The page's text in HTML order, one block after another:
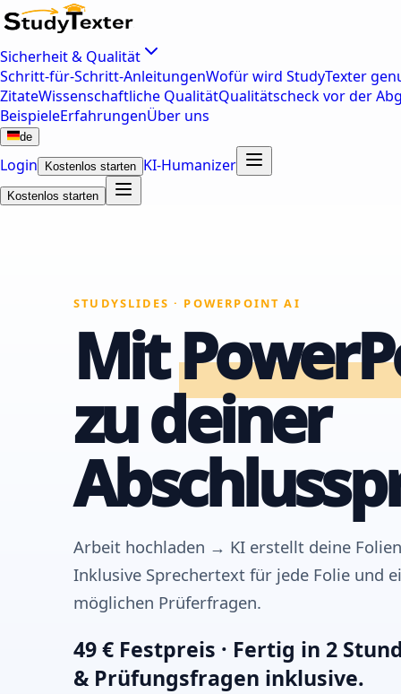
Sicherheit & Qualität
Schritt-für-Schritt-AnleitungenWofür wird StudyTexter
ZitateWissenschaftliche QualitätQualitätscheck vor der
BeispieleErfahrungenÜber uns
de
Login Kostenlos starten KI-Humanizer
Kostenlos starten
STUDYSLIDES · POWERPOINT AI
Mit
zu deiner
Arbeit hochladen → KI erstellt deine
Inklusive Sprechertext für jede Folie und
möglichen Prüferfragen.
49 € Festpreis · Fertig in 2
& Prüfungsfragen inklusive.